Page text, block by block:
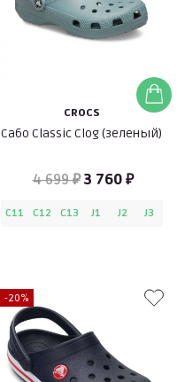
CROCS
Сабо Classic Clog (зеленый)
4 699 ₽3 760 ₽
C11 C12 C13 J1 J2 J3
-20%